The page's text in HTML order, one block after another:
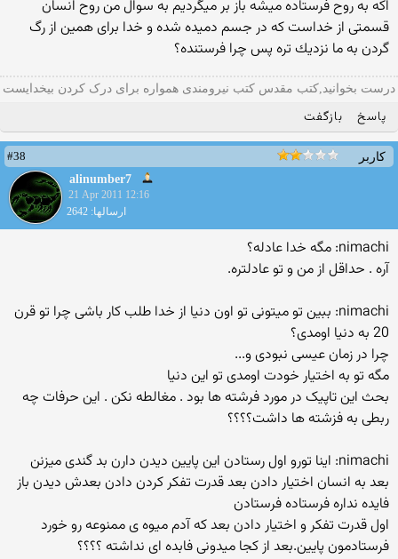
اكه به روح فرستاده میشه باز بر میگردیم به سوال من روح انسان
قسمتی از خداست كه در جسم دمیده شده و خدا برای همین از رگ
گردن به ما نزدیك تره پس چرا فرستنده؟
درست بخوانید,کتب مقدس کتب نیرومندی همواره برای درک کردن بیخدایست
پاسخ بازگفت
کاربر
#38
alinumber7
21 Apr 2011 12:16
ارسالها: 2642
nimachi: مگه خدا عادله؟
آره . حداقل از من و تو عادلتره.
nimachi: ببین تو میتونی تو اون دنیا از خدا طلب كار باشی چرا تو قرن
20 به دنیا اومدی؟
چرا در زمان عیسی نبودی و...
مگه تو به اختیار خودت اومدی تو این دنیا
بحث این تاپیک در مورد فرشته ها بود . مغالطه نکن . این حرفات چه
ربطی به فزشته ها داشت؟؟؟؟
nimachi: اینا تورو اول رستادن این پایین دیدن دارن بد گندی میزنن
بعد به انسان اختیار دادن بعد قدرت تفكر كردن دادن بعدش دیدن باز
فایده نداره فرستاده فرستادن
اول قدرت تفكر و اختیار دادن بعد كه آدم میوه ی ممنوعه رو خورد
فرستادمون پایین.بعد از كجا میدونی فابده ای نداشته ؟؟؟؟